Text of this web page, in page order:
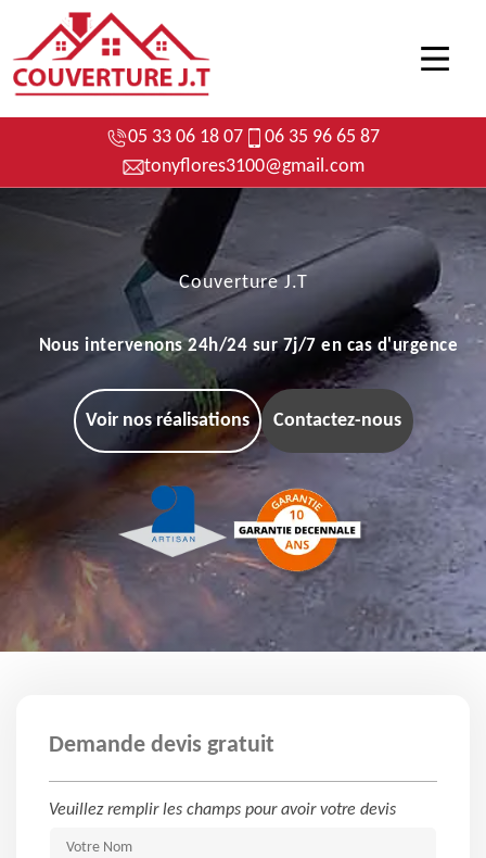
05 33 06 18 07
06 35 96 65 87
tonyflores3100@gmail.com
Couverture J.T
Nous intervenons 24h/24 sur 7j/7 en cas d'urgence
Voir nos réalisations Contactez-nous
Demande devis gratuit
Veuillez remplir les champs pour avoir votre devis